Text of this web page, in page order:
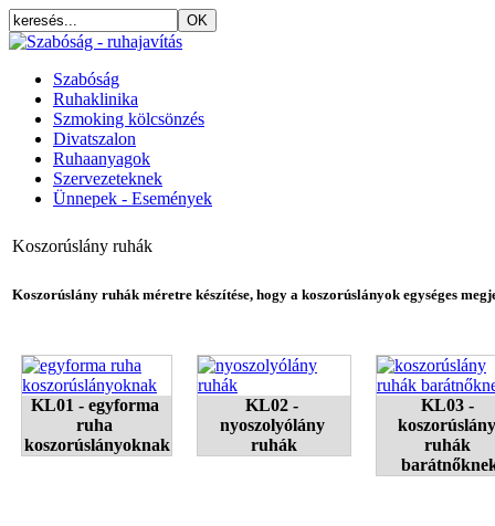
Szabóság
Ruhaklinika
Szmoking kölcsönzés
Divatszalon
Ruhaanyagok
Szervezeteknek
Ünnepek - Események
Koszorúslány ruhák
Koszorúslány ruhák méretre készítése, hogy a koszorúslányok egységes
KL01 - egyforma
ruha
koszorúslányoknak
KL02 -
nyoszolyólány
ruhák
KL03 -
koszorúslány
ruhák